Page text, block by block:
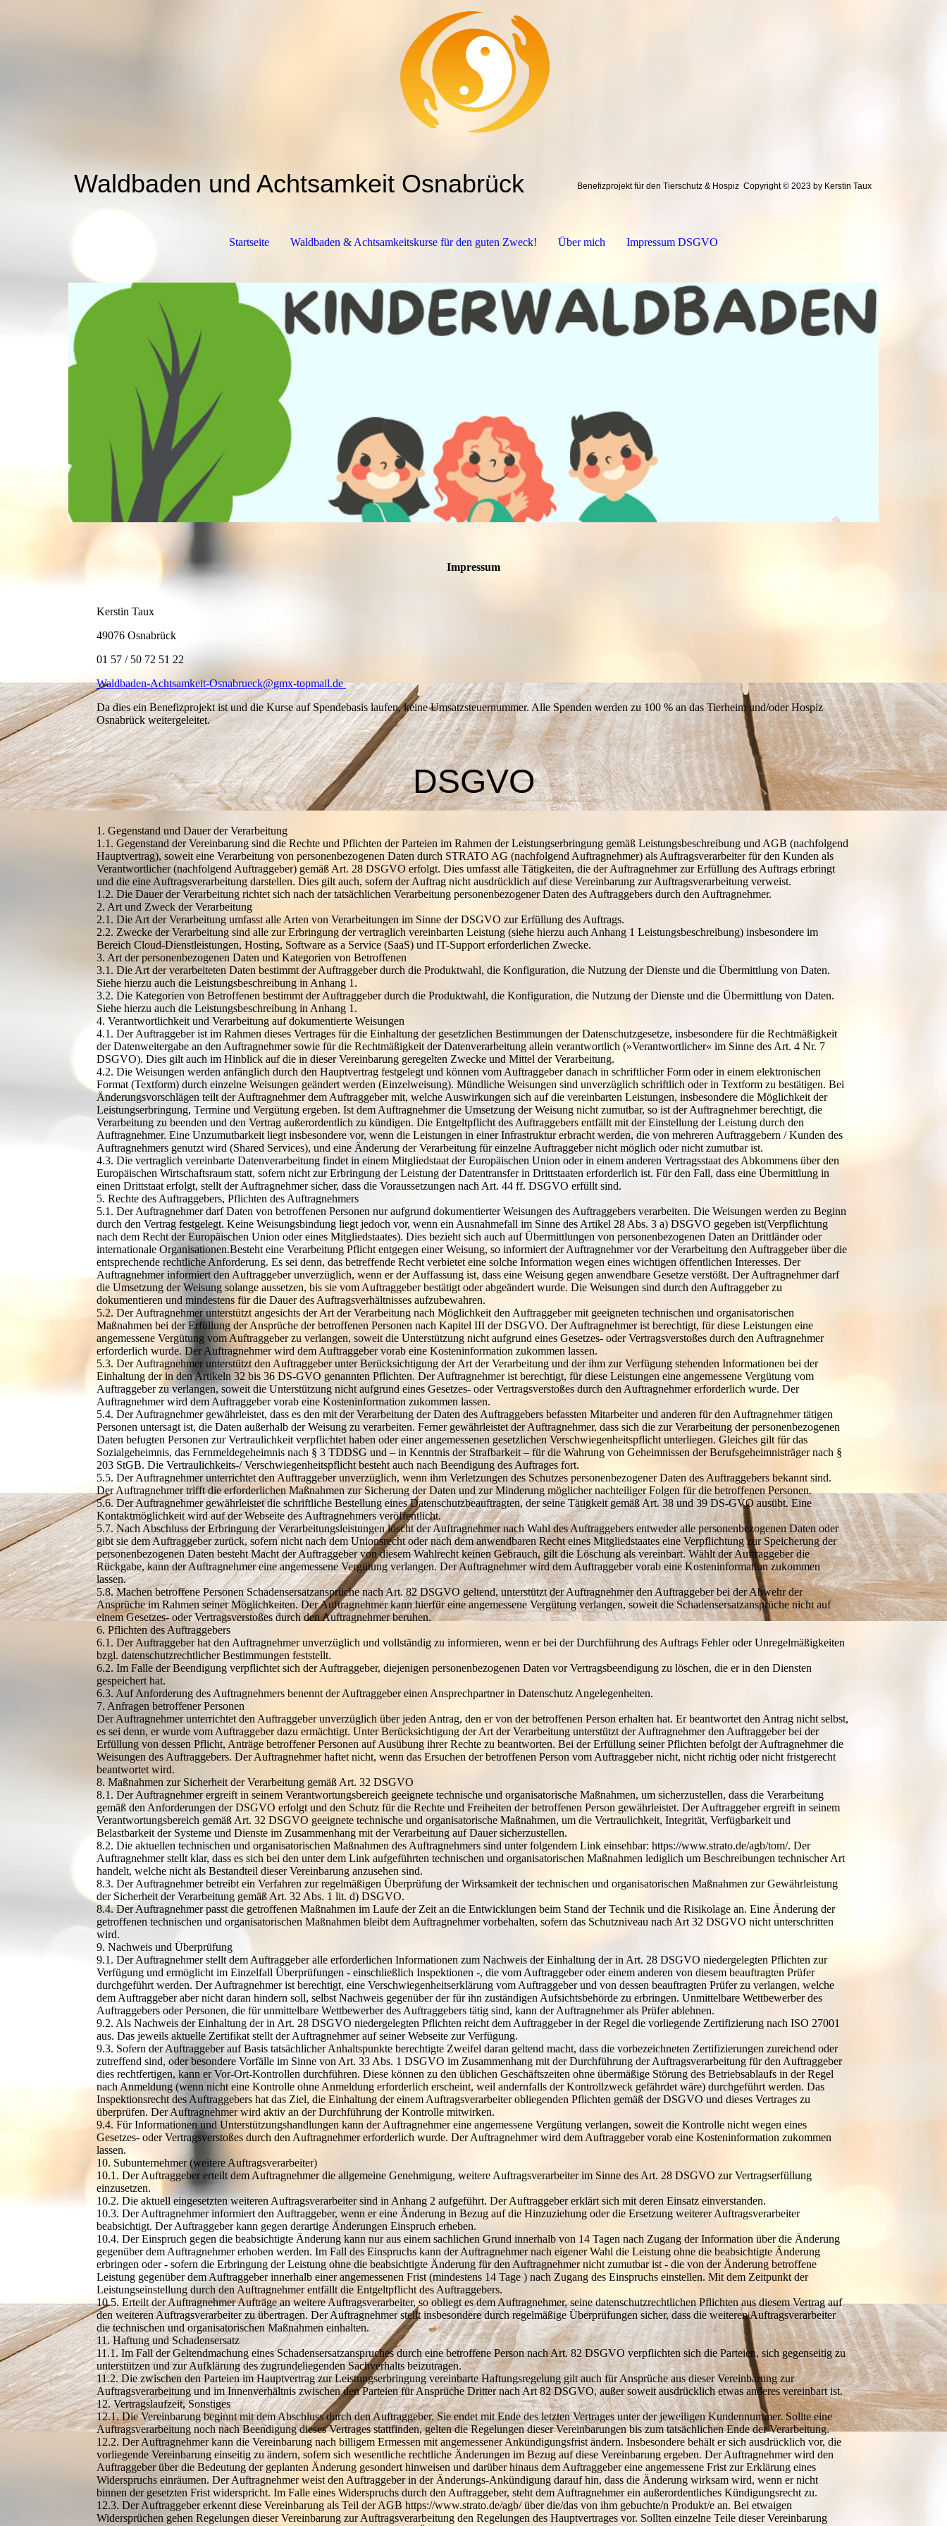
Waldbaden und Achtsamkeit Osnabrück Benefizprojekt für den Tierschutz & Hospiz Copyright © 2023 by Kerstin Taux
Startseite Waldbaden & Achtsamkeitskurse für den guten Zweck! Über mich Impressum DSGVO
Impressum
Kerstin Taux
49076 Osnabrück
01 57 / 50 72 51 22
Waldbaden-Achtsamkeit-Osnabrueck@gmx-topmail.de
Da dies ein Benefizprojekt ist und die Kurse auf Spendebasis laufen, keine Umsatzsteuernummer. Alle Spenden werden zu 100 % an das Tierheim und/oder Hospiz
Osnabrück weitergeleitet.
DSGVO
1. Gegenstand und Dauer der Verarbeitung
1.1. Gegenstand der Vereinbarung sind die Rechte und Pflichten der Parteien im Rahmen der Leistungserbringung gemäß Leistungsbeschreibung und AGB (nachfolgend
Hauptvertrag), soweit eine Verarbeitung von personenbezogenen Daten durch STRATO AG (nachfolgend Auftragnehmer) als Auftragsverarbeiter für den Kunden als
Verantwortlicher (nachfolgend Auftraggeber) gemäß Art. 28 DSGVO erfolgt. Dies umfasst alle Tätigkeiten, die der Auftragnehmer zur Erfüllung des Auftrags erbringt
und die eine Auftragsverarbeitung darstellen. Dies gilt auch, sofern der Auftrag nicht ausdrücklich auf diese Vereinbarung zur Auftragsverarbeitung verweist.
1.2. Die Dauer der Verarbeitung richtet sich nach der tatsächlichen Verarbeitung personenbezogener Daten des Auftraggebers durch den Auftragnehmer.
2. Art und Zweck der Verarbeitung
2.1. Die Art der Verarbeitung umfasst alle Arten von Verarbeitungen im Sinne der DSGVO zur Erfüllung des Auftrags.
2.2. Zwecke der Verarbeitung sind alle zur Erbringung der vertraglich vereinbarten Leistung (siehe hierzu auch Anhang 1 Leistungsbeschreibung) insbesondere im
Bereich Cloud-Dienstleistungen, Hosting, Software as a Service (SaaS) und IT-Support erforderlichen Zwecke.
3. Art der personenbezogenen Daten und Kategorien von Betroffenen
3.1. Die Art der verarbeiteten Daten bestimmt der Auftraggeber durch die Produktwahl, die Konfiguration, die Nutzung der Dienste und die Übermittlung von Daten.
Siehe hierzu auch die Leistungsbeschreibung in Anhang 1.
3.2. Die Kategorien von Betroffenen bestimmt der Auftraggeber durch die Produktwahl, die Konfiguration, die Nutzung der Dienste und die Übermittlung von Daten.
Siehe hierzu auch die Leistungsbeschreibung in Anhang 1.
4. Verantwortlichkeit und Verarbeitung auf dokumentierte Weisungen
4.1. Der Auftraggeber ist im Rahmen dieses Vertrages für die Einhaltung der gesetzlichen Bestimmungen der Datenschutzgesetze, insbesondere für die Rechtmäßigkeit
der Datenweitergabe an den Auftragnehmer sowie für die Rechtmäßigkeit der Datenverarbeitung allein verantwortlich (»Verantwortlicher« im Sinne des Art. 4 Nr. 7
DSGVO). Dies gilt auch im Hinblick auf die in dieser Vereinbarung geregelten Zwecke und Mittel der Verarbeitung.
4.2. Die Weisungen werden anfänglich durch den Hauptvertrag festgelegt und können vom Auftraggeber danach in schriftlicher Form oder in einem elektronischen
Format (Textform) durch einzelne Weisungen geändert werden (Einzelweisung). Mündliche Weisungen sind unverzüglich schriftlich oder in Textform zu bestätigen. Bei
Änderungsvorschlägen teilt der Auftragnehmer dem Auftraggeber mit, welche Auswirkungen sich auf die vereinbarten Leistungen, insbesondere die Möglichkeit der
Leistungserbringung, Termine und Vergütung ergeben. Ist dem Auftragnehmer die Umsetzung der Weisung nicht zumutbar, so ist der Auftragnehmer berechtigt, die
Verarbeitung zu beenden und den Vertrag außerordentlich zu kündigen. Die Entgeltpflicht des Auftraggebers entfällt mit der Einstellung der Leistung durch den
Auftragnehmer. Eine Unzumutbarkeit liegt insbesondere vor, wenn die Leistungen in einer Infrastruktur erbracht werden, die von mehreren Auftraggebern / Kunden des
Auftragnehmers genutzt wird (Shared Services), und eine Änderung der Verarbeitung für einzelne Auftraggeber nicht möglich oder nicht zumutbar ist.
4.3. Die vertraglich vereinbarte Datenverarbeitung findet in einem Mitgliedstaat der Europäischen Union oder in einem anderen Vertragsstaat des Abkommens über den
Europäischen Wirtschaftsraum statt, sofern nicht zur Erbringung der Leistung der Datentransfer in Drittstaaten erforderlich ist. Für den Fall, dass eine Übermittlung in
einen Drittstaat erfolgt, stellt der Auftragnehmer sicher, dass die Voraussetzungen nach Art. 44 ff. DSGVO erfüllt sind.
5. Rechte des Auftraggebers, Pflichten des Auftragnehmers
5.1. Der Auftragnehmer darf Daten von betroffenen Personen nur aufgrund dokumentierter Weisungen des Auftraggebers verarbeiten. Die Weisungen werden zu Beginn
durch den Vertrag festgelegt. Keine Weisungsbindung liegt jedoch vor, wenn ein Ausnahmefall im Sinne des Artikel 28 Abs. 3 a) DSGVO gegeben ist(Verpflichtung
nach dem Recht der Europäischen Union oder eines Mitgliedstaates). Dies bezieht sich auch auf Übermittlungen von personenbezogenen Daten an Drittländer oder
internationale Organisationen.Besteht eine Verarbeitung Pflicht entgegen einer Weisung, so informiert der Auftragnehmer vor der Verarbeitung den Auftraggeber über die
entsprechende rechtliche Anforderung. Es sei denn, das betreffende Recht verbietet eine solche Information wegen eines wichtigen öffentlichen Interesses. Der
Auftragnehmer informiert den Auftraggeber unverzüglich, wenn er der Auffassung ist, dass eine Weisung gegen anwendbare Gesetze verstößt. Der Auftragnehmer darf
die Umsetzung der Weisung solange aussetzen, bis sie vom Auftraggeber bestätigt oder abgeändert wurde. Die Weisungen sind durch den Auftraggeber zu
dokumentieren und mindestens für die Dauer des Auftragsverhältnisses aufzubewahren.
5.2. Der Auftragnehmer unterstützt angesichts der Art der Verarbeitung nach Möglichkeit den Auftraggeber mit geeigneten technischen und organisatorischen
Maßnahmen bei der Erfüllung der Ansprüche der betroffenen Personen nach Kapitel III der DSGVO. Der Auftragnehmer ist berechtigt, für diese Leistungen eine
angemessene Vergütung vom Auftraggeber zu verlangen, soweit die Unterstützung nicht aufgrund eines Gesetzes- oder Vertragsverstoßes durch den Auftragnehmer
erforderlich wurde. Der Auftragnehmer wird dem Auftraggeber vorab eine Kosteninformation zukommen lassen.
5.3. Der Auftragnehmer unterstützt den Auftraggeber unter Berücksichtigung der Art der Verarbeitung und der ihm zur Verfügung stehenden Informationen bei der
Einhaltung der in den Artikeln 32 bis 36 DS-GVO genannten Pflichten. Der Auftragnehmer ist berechtigt, für diese Leistungen eine angemessene Vergütung vom
Auftraggeber zu verlangen, soweit die Unterstützung nicht aufgrund eines Gesetzes- oder Vertragsverstoßes durch den Auftragnehmer erforderlich wurde. Der
Auftragnehmer wird dem Auftraggeber vorab eine Kosteninformation zukommen lassen.
5.4. Der Auftragnehmer gewährleistet, dass es den mit der Verarbeitung der Daten des Auftraggebers befassten Mitarbeiter und anderen für den Auftragnehmer tätigen
Personen untersagt ist, die Daten außerhalb der Weisung zu verarbeiten. Ferner gewährleistet der Auftragnehmer, dass sich die zur Verarbeitung der personenbezogenen
Daten befugten Personen zur Vertraulichkeit verpflichtet haben oder einer angemessenen gesetzlichen Verschwiegenheitspflicht unterliegen. Gleiches gilt für das
Sozialgeheimnis, das Fernmeldegeheimnis nach § 3 TDDSG und – in Kenntnis der Strafbarkeit – für die Wahrung von Geheimnissen der Berufsgeheimnisträger nach §
203 StGB. Die Vertraulichkeits-/ Verschwiegenheitspflicht besteht auch nach Beendigung des Auftrages fort.
5.5. Der Auftragnehmer unterrichtet den Auftraggeber unverzüglich, wenn ihm Verletzungen des Schutzes personenbezogener Daten des Auftraggebers bekannt sind.
Der Auftragnehmer trifft die erforderlichen Maßnahmen zur Sicherung der Daten und zur Minderung möglicher nachteiliger Folgen für die betroffenen Personen.
5.6. Der Auftragnehmer gewährleistet die schriftliche Bestellung eines Datenschutzbeauftragten, der seine Tätigkeit gemäß Art. 38 und 39 DS-GVO ausübt. Eine
Kontaktmöglichkeit wird auf der Webseite des Auftragnehmers veröffentlicht.
5.7. Nach Abschluss der Erbringung der Verarbeitungsleistungen löscht der Auftragnehmer nach Wahl des Auftraggebers entweder alle personenbezogenen Daten oder
gibt sie dem Auftraggeber zurück, sofern nicht nach dem Unionsrecht oder nach dem anwendbaren Recht eines Mitgliedstaates eine Verpflichtung zur Speicherung der
personenbezogenen Daten besteht Macht der Auftraggeber von diesem Wahlrecht keinen Gebrauch, gilt die Löschung als vereinbart. Wählt der Auftraggeber die
Rückgabe, kann der Auftragnehmer eine angemessene Vergütung verlangen. Der Auftragnehmer wird dem Auftraggeber vorab eine Kosteninformation zukommen
lassen.
5.8. Machen betroffene Personen Schadensersatzansprüche nach Art. 82 DSGVO geltend, unterstützt der Auftragnehmer den Auftraggeber bei der Abwehr der
Ansprüche im Rahmen seiner Möglichkeiten. Der Auftragnehmer kann hierfür eine angemessene Vergütung verlangen, soweit die Schadensersatzansprüche nicht auf
einem Gesetzes- oder Vertragsverstoßes durch den Auftragnehmer beruhen.
6. Pflichten des Auftraggebers
6.1. Der Auftraggeber hat den Auftragnehmer unverzüglich und vollständig zu informieren, wenn er bei der Durchführung des Auftrags Fehler oder Unregelmäßigkeiten
bzgl. datenschutzrechtlicher Bestimmungen feststellt.
6.2. Im Falle der Beendigung verpflichtet sich der Auftraggeber, diejenigen personenbezogenen Daten vor Vertragsbeendigung zu löschen, die er in den Diensten
gespeichert hat.
6.3. Auf Anforderung des Auftragnehmers benennt der Auftraggeber einen Ansprechpartner in Datenschutz Angelegenheiten.
7. Anfragen betroffener Personen
Der Auftragnehmer unterrichtet den Auftraggeber unverzüglich über jeden Antrag, den er von der betroffenen Person erhalten hat. Er beantwortet den Antrag nicht selbst,
es sei denn, er wurde vom Auftraggeber dazu ermächtigt. Unter Berücksichtigung der Art der Verarbeitung unterstützt der Auftragnehmer den Auftraggeber bei der
Erfüllung von dessen Pflicht, Anträge betroffener Personen auf Ausübung ihrer Rechte zu beantworten. Bei der Erfüllung seiner Pflichten befolgt der Auftragnehmer die
Weisungen des Auftraggebers. Der Auftragnehmer haftet nicht, wenn das Ersuchen der betroffenen Person vom Auftraggeber nicht, nicht richtig oder nicht fristgerecht
beantwortet wird.
8. Maßnahmen zur Sicherheit der Verarbeitung gemäß Art. 32 DSGVO
8.1. Der Auftragnehmer ergreift in seinem Verantwortungsbereich geeignete technische und organisatorische Maßnahmen, um sicherzustellen, dass die Verarbeitung
gemäß den Anforderungen der DSGVO erfolgt und den Schutz für die Rechte und Freiheiten der betroffenen Person gewährleistet. Der Auftraggeber ergreift in seinem
Verantwortungsbereich gemäß Art. 32 DSGVO geeignete technische und organisatorische Maßnahmen, um die Vertraulichkeit, Integrität, Verfügbarkeit und
Belastbarkeit der Systeme und Dienste im Zusammenhang mit der Verarbeitung auf Dauer sicherzustellen.
8.2. Die aktuellen technischen und organisatorischen Maßnahmen des Auftragnehmers sind unter folgendem Link einsehbar: https://www.strato.de/agb/tom/. Der
Auftragnehmer stellt klar, dass es sich bei den unter dem Link aufgeführten technischen und organisatorischen Maßnahmen lediglich um Beschreibungen technischer Art
handelt, welche nicht als Bestandteil dieser Vereinbarung anzusehen sind.
8.3. Der Auftragnehmer betreibt ein Verfahren zur regelmäßigen Überprüfung der Wirksamkeit der technischen und organisatorischen Maßnahmen zur Gewährleistung
der Sicherheit der Verarbeitung gemäß Art. 32 Abs. 1 lit. d) DSGVO.
8.4. Der Auftragnehmer passt die getroffenen Maßnahmen im Laufe der Zeit an die Entwicklungen beim Stand der Technik und die Risikolage an. Eine Änderung der
getroffenen technischen und organisatorischen Maßnahmen bleibt dem Auftragnehmer vorbehalten, sofern das Schutzniveau nach Art 32 DSGVO nicht unterschritten
wird.
9. Nachweis und Überprüfung
9.1. Der Auftragnehmer stellt dem Auftraggeber alle erforderlichen Informationen zum Nachweis der Einhaltung der in Art. 28 DSGVO niedergelegten Pflichten zur
Verfügung und ermöglicht im Einzelfall Überprüfungen - einschließlich Inspektionen -, die vom Auftraggeber oder einem anderen von diesem beauftragten Prüfer
durchgeführt werden. Der Auftragnehmer ist berechtigt, eine Verschwiegenheitserklärung vom Auftraggeber und von dessen beauftragten Prüfer zu verlangen, welche
dem Auftraggeber aber nicht daran hindern soll, selbst Nachweis gegenüber der für ihn zuständigen Aufsichtsbehörde zu erbringen. Unmittelbare Wettbewerber des
Auftraggebers oder Personen, die für unmittelbare Wettbewerber des Auftraggebers tätig sind, kann der Auftragnehmer als Prüfer ablehnen.
9.2. Als Nachweis der Einhaltung der in Art. 28 DSGVO niedergelegten Pflichten reicht dem Auftraggeber in der Regel die vorliegende Zertifizierung nach ISO 27001
aus. Das jeweils aktuelle Zertifikat stellt der Auftragnehmer auf seiner Webseite zur Verfügung.
9.3. Sofern der Auftraggeber auf Basis tatsächlicher Anhaltspunkte berechtigte Zweifel daran geltend macht, dass die vorbezeichneten Zertifizierungen zureichend oder
zutreffend sind, oder besondere Vorfälle im Sinne von Art. 33 Abs. 1 DSGVO im Zusammenhang mit der Durchführung der Auftragsverarbeitung für den Auftraggeber
dies rechtfertigen, kann er Vor-Ort-Kontrollen durchführen. Diese können zu den üblichen Geschäftszeiten ohne übermäßige Störung des Betriebsablaufs in der Regel
nach Anmeldung (wenn nicht eine Kontrolle ohne Anmeldung erforderlich erscheint, weil andernfalls der Kontrollzweck gefährdet wäre) durchgeführt werden. Das
Inspektionsrecht des Auftraggebers hat das Ziel, die Einhaltung der einem Auftragsverarbeiter obliegenden Pflichten gemäß der DSGVO und dieses Vertrages zu
überprüfen. Der Auftragnehmer wird aktiv an der Durchführung der Kontrolle mitwirken.
9.4. Für Informationen und Unterstützungshandlungen kann der Auftragnehmer eine angemessene Vergütung verlangen, soweit die Kontrolle nicht wegen eines
Gesetzes- oder Vertragsverstoßes durch den Auftragnehmer erforderlich wurde. Der Auftragnehmer wird dem Auftraggeber vorab eine Kosteninformation zukommen
lassen.
10. Subunternehmer (weitere Auftragsverarbeiter)
10.1. Der Auftraggeber erteilt dem Auftragnehmer die allgemeine Genehmigung, weitere Auftragsverarbeiter im Sinne des Art. 28 DSGVO zur Vertragserfüllung
einzusetzen.
10.2. Die aktuell eingesetzten weiteren Auftragsverarbeiter sind in Anhang 2 aufgeführt. Der Auftraggeber erklärt sich mit deren Einsatz einverstanden.
10.3. Der Auftragnehmer informiert den Auftraggeber, wenn er eine Änderung in Bezug auf die Hinzuziehung oder die Ersetzung weiterer Auftragsverarbeiter
beabsichtigt. Der Auftraggeber kann gegen derartige Änderungen Einspruch erheben.
10.4. Der Einspruch gegen die beabsichtigte Änderung kann nur aus einem sachlichen Grund innerhalb von 14 Tagen nach Zugang der Information über die Änderung
gegenüber dem Auftragnehmer erhoben werden. Im Fall des Einspruchs kann der Auftragnehmer nach eigener Wahl die Leistung ohne die beabsichtigte Änderung
erbringen oder - sofern die Erbringung der Leistung ohne die beabsichtigte Änderung für den Auftragnehmer nicht zumutbar ist - die von der Änderung betroffene
Leistung gegenüber dem Auftraggeber innerhalb einer angemessenen Frist (mindestens 14 Tage ) nach Zugang des Einspruchs einstellen. Mit dem Zeitpunkt der
Leistungseinstellung durch den Auftragnehmer entfällt die Entgeltpflicht des Auftraggebers.
10.5. Erteilt der Auftragnehmer Aufträge an weitere Auftragsverarbeiter, so obliegt es dem Auftragnehmer, seine datenschutzrechtlichen Pflichten aus diesem Vertrag auf
den weiteren Auftragsverarbeiter zu übertragen. Der Auftragnehmer stellt insbesondere durch regelmäßige Überprüfungen sicher, dass die weiteren Auftragsverarbeiter
die technischen und organisatorischen Maßnahmen einhalten.
11. Haftung und Schadensersatz
11.1. Im Fall der Geltendmachung eines Schadensersatzanspruches durch eine betroffene Person nach Art. 82 DSGVO verpflichten sich die Parteien, sich gegenseitig zu
unterstützen und zur Aufklärung des zugrundeliegenden Sachverhalts beizutragen.
11.2. Die zwischen den Parteien im Hauptvertrag zur Leistungserbringung vereinbarte Haftungsregelung gilt auch für Ansprüche aus dieser Vereinbarung zur
Auftragsverarbeitung und im Innenverhältnis zwischen den Parteien für Ansprüche Dritter nach Art 82 DSGVO, außer soweit ausdrücklich etwas anderes vereinbart ist.
12. Vertragslaufzeit, Sonstiges
12.1. Die Vereinbarung beginnt mit dem Abschluss durch den Auftraggeber. Sie endet mit Ende des letzten Vertrages unter der jeweiligen Kundennummer. Sollte eine
Auftragsverarbeitung noch nach Beendigung dieses Vertrages stattfinden, gelten die Regelungen dieser Vereinbarungen bis zum tatsächlichen Ende der Verarbeitung.
12.2. Der Auftragnehmer kann die Vereinbarung nach billigem Ermessen mit angemessener Ankündigungsfrist ändern. Insbesondere behält er sich ausdrücklich vor, die
vorliegende Vereinbarung einseitig zu ändern, sofern sich wesentliche rechtliche Änderungen im Bezug auf diese Vereinbarung ergeben. Der Auftragnehmer wird den
Auftraggeber über die Bedeutung der geplanten Änderung gesondert hinweisen und darüber hinaus dem Auftraggeber eine angemessene Frist zur Erklärung eines
Widerspruchs einräumen. Der Auftragnehmer weist den Auftraggeber in der Änderungs-Ankündigung darauf hin, dass die Änderung wirksam wird, wenn er nicht
binnen der gesetzten Frist widerspricht. Im Falle eines Widerspruchs durch den Auftraggeber, steht dem Auftragnehmer ein außerordentliches Kündigungsrecht zu.
12.3. Der Auftraggeber erkennt diese Vereinbarung als Teil der AGB https://www.strato.de/agb/ über die/das von ihm gebuchte/n Produkt/e an. Bei etwaigen
Widersprüchen gehen Regelungen dieser Vereinbarung zur Auftragsverarbeitung den Regelungen des Hauptvertrages vor. Sollten einzelne Teile dieser Vereinbarung